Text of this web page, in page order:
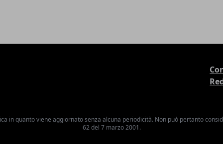
in quanto viene aggiornato senza alcuna periodicità. Non può pertanto
62 del 7 marzo 2001.